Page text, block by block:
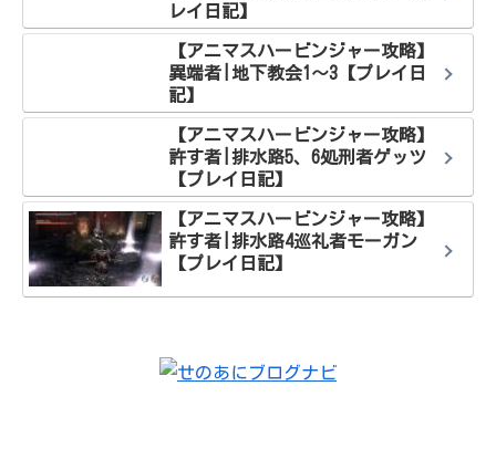
レイ日記】
【アニマスハービンジャー攻略】
異端者|地下教会1～3【プレイ日
記】
【アニマスハービンジャー攻略】
許す者|排水路5、6処刑者ゲッツ
【プレイ日記】
【アニマスハービンジャー攻略】
許す者|排水路4巡礼者モーガン
【プレイ日記】